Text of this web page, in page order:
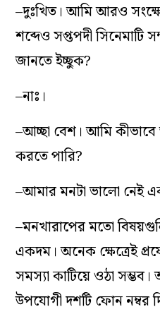
–দুঃখিত। আমি আরও
শব্দেও সপ্তপদী সিনেমাটি
জানতে ইচ্ছুক?
–নাঃ।
–আচ্ছা বেশ। আমি
করতে পারি?
–আমার মনটা ভালো নেই
–মনখারাপের মতো
একদম। অনেক ক্ষেত্রেই
সমস্যা কাটিয়ে ওঠা
উপযোগী দশটি ফোন নম্বর